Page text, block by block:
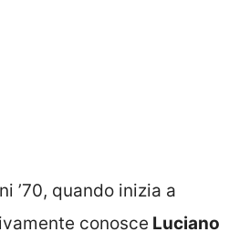
’70, quando inizia a
conosce Luciano